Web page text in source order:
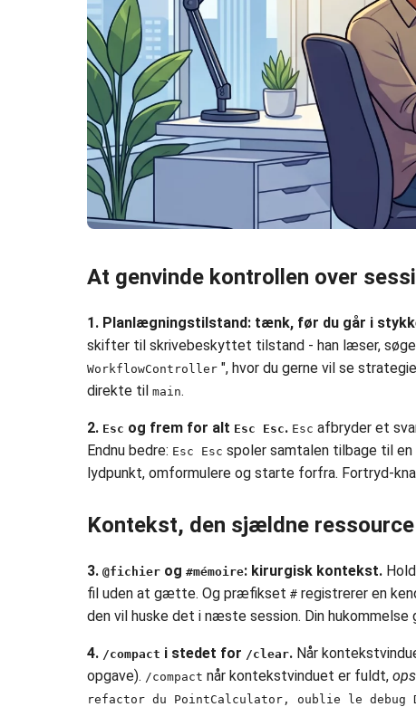
At genvinde kontrollen over
1. Planlægningstilstand: tænk, før du går i
skifter til skrivebeskyttet tilstand - han læser,
WorkflowController ", hvor du gerne vil se
direkte til main.
2. Esc og frem for alt Esc Esc. Esc afbryder et
Endnu bedre: Esc Esc spoler samtalen tilbage til
lydpunkt, omformulere og starte forfra. Fortryd-
Kontekst, den sjældne ressource
3. @fichier og #mémoire: kirurgisk kontekst.
fil uden at gætte. Og præfikset # registrerer en
den vil huske det i næste session. Din hukommelse
4. /compact i stedet for /clear. Når
opgave). /compact når kontekstvinduet er fuldt,
refactor du PointCalculator, oublie le debug